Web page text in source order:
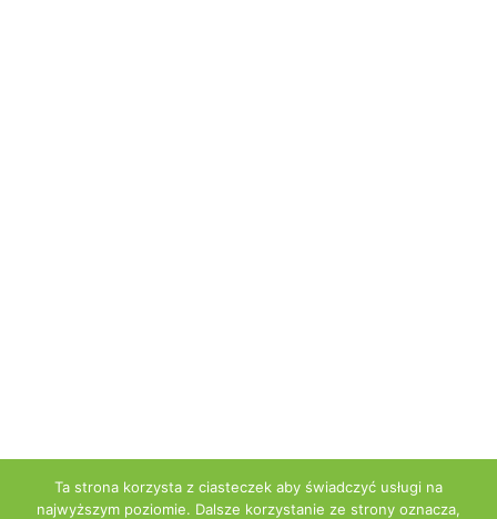
Ta strona korzysta z ciasteczek aby świadczyć usługi na
najwyższym poziomie. Dalsze korzystanie ze strony oznacza,